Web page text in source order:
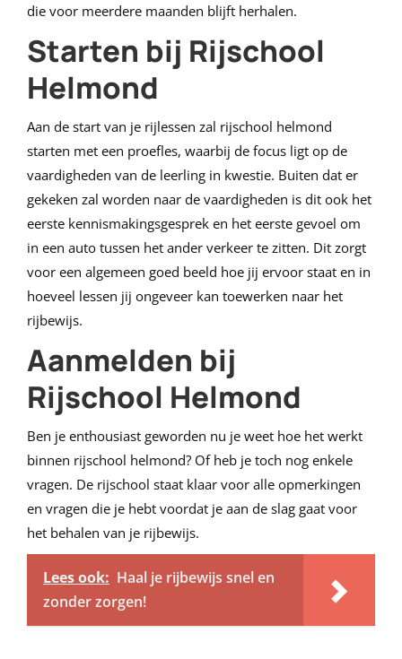
die voor meerdere maanden blijft herhalen.
Starten bij Rijschool
Helmond
Aan de start van je rijlessen zal rijschool helmond
starten met een proefles, waarbij de focus ligt op de
vaardigheden van de leerling in kwestie. Buiten dat er
gekeken zal worden naar de vaardigheden is dit ook het
eerste kennismakingsgesprek en het eerste gevoel om
in een auto tussen het ander verkeer te zitten. Dit zorgt
voor een algemeen goed beeld hoe jij ervoor staat en in
hoeveel lessen jij ongeveer kan toewerken naar het
rijbewijs.
Aanmelden bij
Rijschool Helmond
Ben je enthousiast geworden nu je weet hoe het werkt
binnen rijschool helmond? Of heb je toch nog enkele
vragen. De rijschool staat klaar voor alle opmerkingen
en vragen die je hebt voordat je aan de slag gaat voor
het behalen van je rijbewijs.
Lees ook: Haal je rijbewijs snel en
zonder zorgen!